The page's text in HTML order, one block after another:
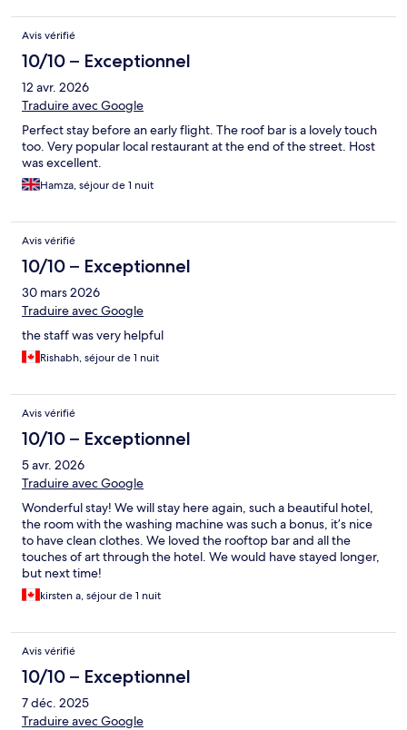
Avis vérifié
10/10 – Exceptionnel
12 avr. 2026
Traduire avec Google
Perfect stay before an early flight. The roof bar is a lovely touch
too. Very popular local restaurant at the end of the street. Host
was excellent.
Hamza, séjour de 1 nuit
Avis vérifié
10/10 – Exceptionnel
30 mars 2026
Traduire avec Google
the staff was very helpful
Rishabh, séjour de 1 nuit
Avis vérifié
10/10 – Exceptionnel
5 avr. 2026
Traduire avec Google
Wonderful stay! We will stay here again, such a beautiful hotel,
the room with the washing machine was such a bonus, it’s nice
to have clean clothes. We loved the rooftop bar and all the
touches of art through the hotel. We would have stayed longer,
but next time!
kirsten a, séjour de 1 nuit
Avis vérifié
10/10 – Exceptionnel
7 déc. 2025
Traduire avec Google